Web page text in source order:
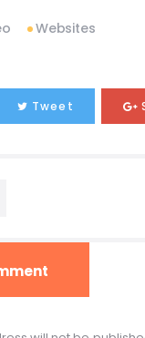
Websites
Tweet